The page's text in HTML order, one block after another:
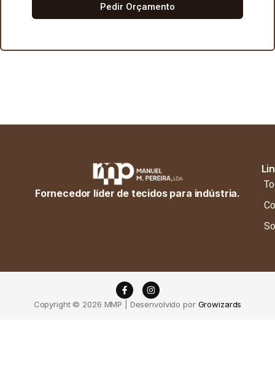
Pedir Orçamento
Fornecedor líder de tecidos para indústria.
Copyright © 2026 MMP | Desenvolvido por Growizards